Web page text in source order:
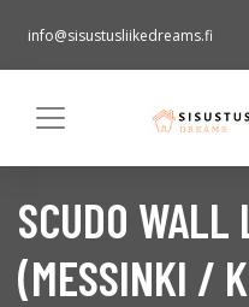
info@sisustusliikedreams.fi
SCUDO
(MESSINKI /